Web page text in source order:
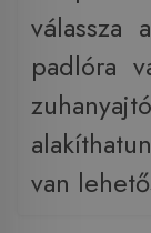
válassza
padlóra
van